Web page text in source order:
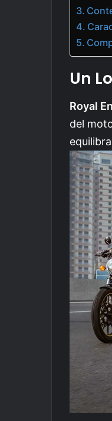
Un
Royal
del